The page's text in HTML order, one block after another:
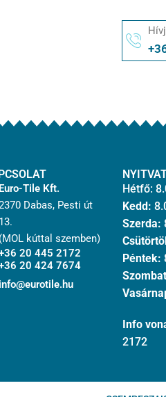
Euro-Tile Kft.
Dabas, Pesti út
13.
(MOL kúttal szemben)
20 445 2172
20 424 7674
Hétfő:
Kedd:
Szerda:
Péntek:
Info
2172